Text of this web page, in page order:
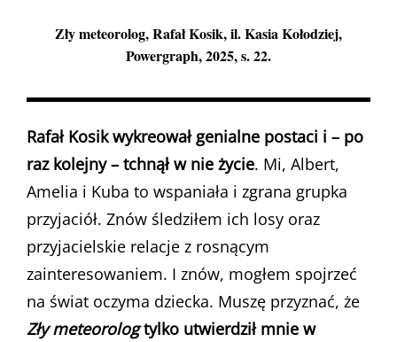
Zły meteorolog, Rafał Kosik, il. Kasia Kołodziej,
Powergraph, 2025, s. 22.
Rafał Kosik wykreował genialne postaci i – po
raz kolejny – tchnął w nie życie. Mi, Albert,
Amelia i Kuba to wspaniała i zgrana grupka
przyjaciół. Znów śledziłem ich losy oraz
przyjacielskie relacje z rosnącym
zainteresowaniem. I znów, mogłem spojrzeć
na świat oczyma dziecka. Muszę przyznać, że
Zły meteorologtylko utwierdził mnie w